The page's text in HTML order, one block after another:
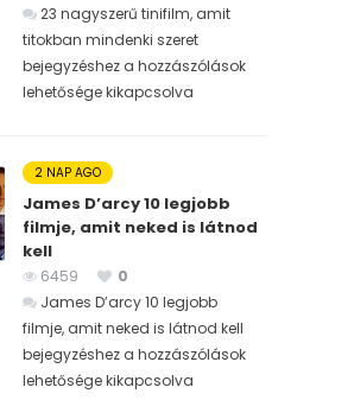
23 nagyszerű tinifilm, amit
titokban mindenki szeret
bejegyzéshez a hozzászólások
lehetősége kikapcsolva
2 NAP AGO
James D’arcy 10 legjobb
filmje, amit neked is látnod
kell
6459
0
James D’arcy 10 legjobb
filmje, amit neked is látnod kell
bejegyzéshez a hozzászólások
lehetősége kikapcsolva